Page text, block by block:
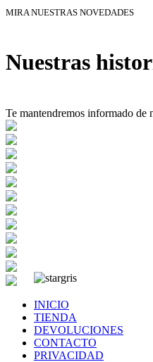
MIRA NUESTRAS NOVEDADES
Nuestras
Te mantendremos informado de
INICIO
TIENDA
DEVOLUCIONES
CONTACTO
PRIVACIDAD